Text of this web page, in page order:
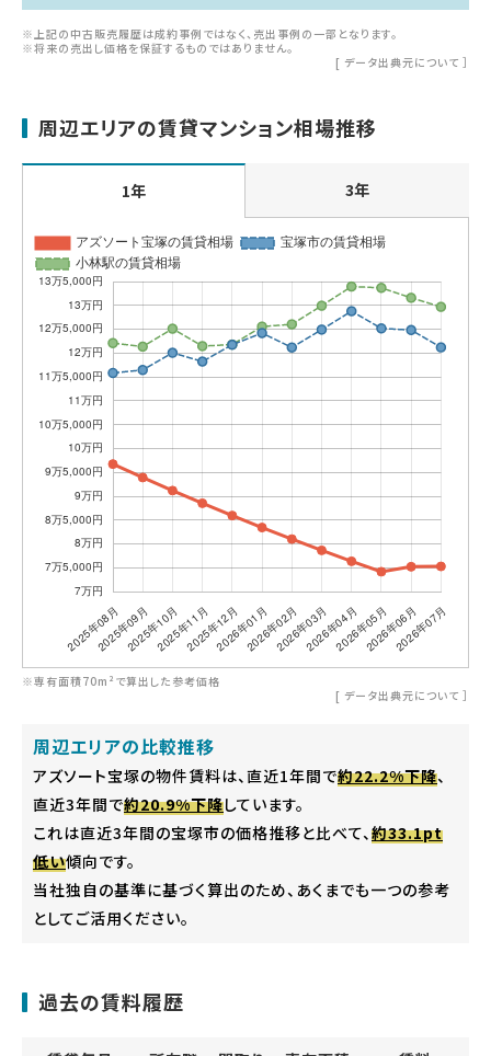
※上記の中古販売履歴は成約事例ではなく、売出事例の一部となります。
※将来の売出し価格を保証するものではありません。
[ データ出典元について ］
周辺エリアの賃貸マンション相場推移
1年 3年
※専有面積70m²で算出した参考価格
[ データ出典元について ］
周辺エリアの比較推移
アズソート宝塚の物件賃料は、直近1年間で約22.2%下降、
直近3年間で約20.9%下降しています。
これは直近3年間の宝塚市の価格推移と比べて、 約33.1pt
低い傾向です。
当社独自の基準に基づく算出のため、あくまでも一つの参考
としてご活用ください。
過去の賃料履歴